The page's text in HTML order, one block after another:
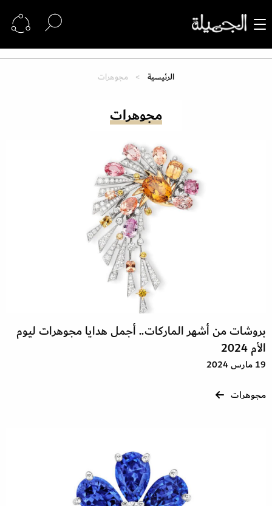
الرئيسية مجوهرات
مجوهرات
بروشات من أشهر الماركات.. أجمل هدايا مجوهرات ليوم
الأم 2024
19 مارس 2024
مجوهرات